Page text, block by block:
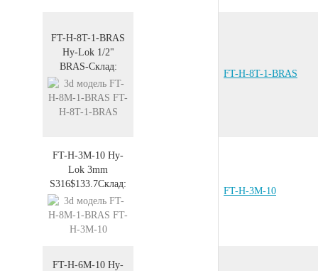
FT-H-8T-1-BRAS
Hy-Lok 1/2"
BRAS-Склад:
FT-H-8T-1-BRAS
FT-H-3M-10 Hy-
Lok 3mm
S316$133.7Склад:
FT-H-3M-10
FT-H-6M-10 Hy-